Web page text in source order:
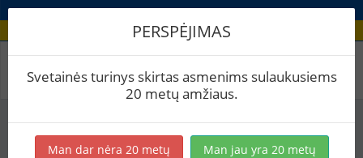
Virimo peržiūra
−
Virimo informacija
PERSPĖJIMAS
Svetainės turinys skirtas asmenims sulaukusiems
20 metų amžiaus.
Man dar nėra 20 metų Man jau yra 20 metų